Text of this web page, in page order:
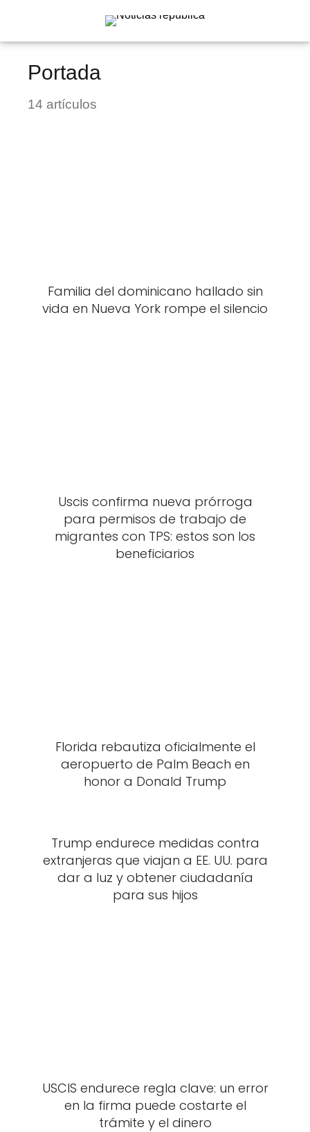
Portada
14 artículos
Familia del dominicano hallado sin
vida en Nueva York rompe el silencio
Uscis confirma nueva prórroga
para permisos de trabajo de
migrantes con TPS: estos son los
beneficiarios
Florida rebautiza oficialmente el
aeropuerto de Palm Beach en
honor a Donald Trump
Trump endurece medidas contra
extranjeras que viajan a EE. UU. para
dar a luz y obtener ciudadanía
para sus hijos
USCIS endurece regla clave: un error
en la firma puede costarte el
trámite y el dinero